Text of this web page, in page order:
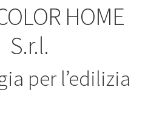
HOME
S.r.l.
per l’edilizia